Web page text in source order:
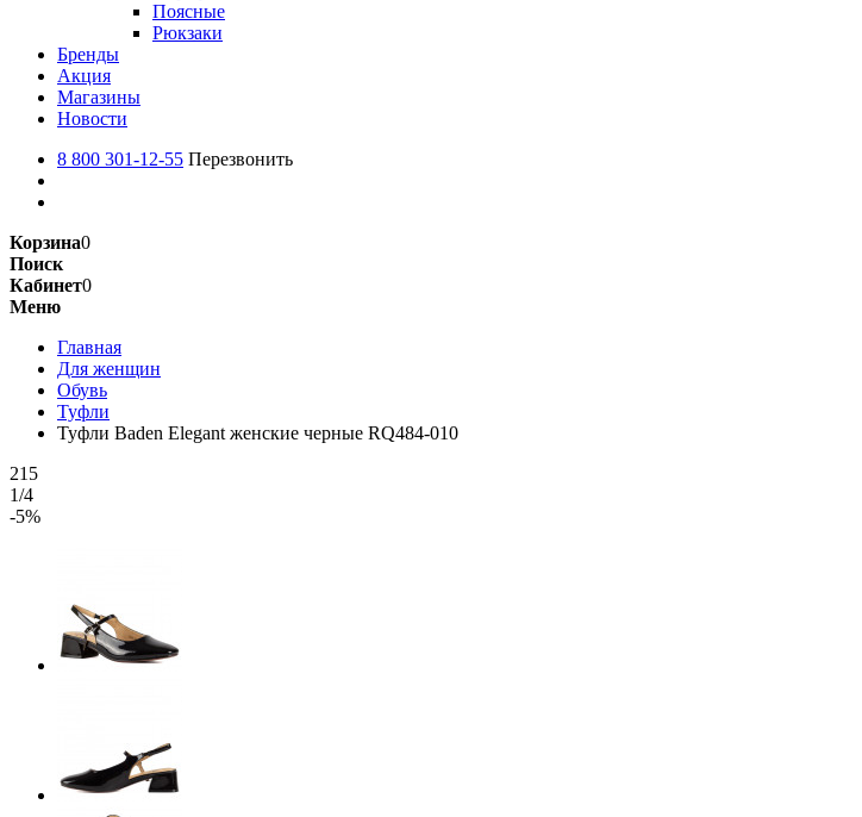
Поясные
Рюкзаки
Бренды
Акция
Магазины
Новости
8 800 301-12-55 Перезвонить
Корзина0
Поиск
Кабинет0
Меню
Главная
Для женщин
Обувь
Туфли
Туфли Baden Elegant женские черные RQ484-010
215
1/4
-5%